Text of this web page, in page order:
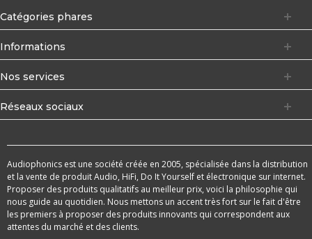
Catégories phares
Informations
Nos services
Réseaux sociaux
Audiophonics est une société créée en 2005, spécialisée dans la distribution
et la vente de produit Audio, HiFi, Do It Yourself et électronique sur internet.
Proposer des produits qualitatifs au meilleur prix, voici la philosophie qui
nous guide au quotidien. Nous mettons un accent très fort sur le fait d'être
les premiers à proposer des produits innovants qui correspondent aux
attentes du marché et des clients.